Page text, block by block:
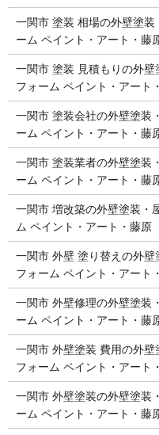
一関市 塗装 相場の外壁塗
ーム ペイント・アート・藤
一関市 塗装 見積もりの外
フォーム ペイント・アート
一関市 塗装会社の外壁塗装
ーム ペイント・アート・藤
一関市 塗装業者の外壁塗装
ーム ペイント・アート・藤
一関市 増改築の外壁塗装・
ム ペイント・アート・藤原
一関市 外壁 塗り替えの外
フォーム ペイント・アート
一関市 外壁修理の外壁塗装
ーム ペイント・アート・藤
一関市 外壁塗装 費用の外
フォーム ペイント・アート
一関市 外壁塗装の外壁塗装
ーム ペイント・アート・藤